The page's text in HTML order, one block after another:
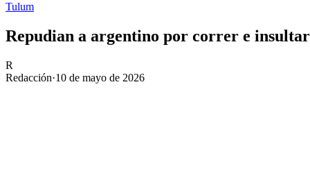
Tulum
Repudian a argentino por correr e
R
Redacción·10 de mayo de 2026